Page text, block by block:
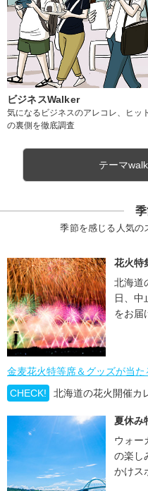
ビジネスWalker
気になるビジネスのアレコレ、ヒット
の裏側を徹底調査
テーマ
季節を感じる人気の
花火特
北海道
日、中
をお届
金麦花火特等席＆グッズが当た
CHECK!
北海道の花火開催カ
夏休み
ウォー
の楽し
かけス